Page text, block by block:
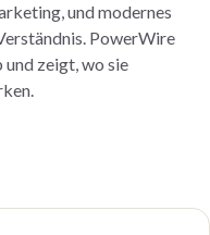
und modernes
PowerWire
zeigt, wo sie